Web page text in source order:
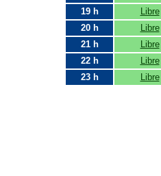
19 h
Libre
20 h
Libre
21 h
Libre
22 h
Libre
23 h
Libre